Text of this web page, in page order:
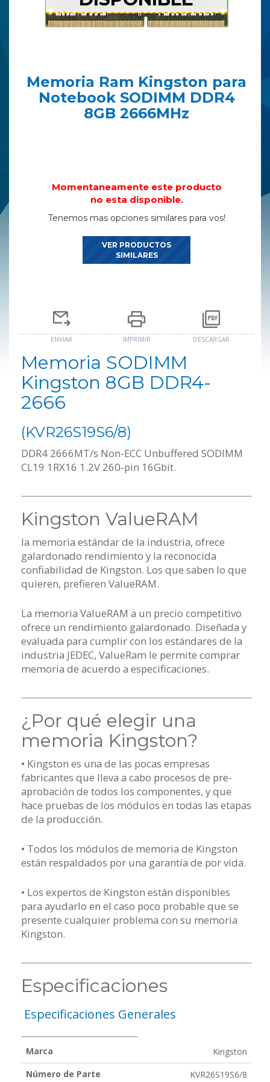
Memoria Ram Kingston para
Notebook SODIMM DDR4
8GB 2666MHz
Momentaneamente este producto
no esta disponible.
Tenemos mas opciones similares para vos!
VER PRODUCTOS
SIMILARES
ENVIAR IMPRIMIR DESCARGAR
Memoria SODIMM
Kingston 8GB DDR4-
2666
(KVR26S19S6/8)
DDR4 2666MT/s Non-ECC Unbuffered SODIMM
CL19 1RX16 1.2V 260-pin 16Gbit.
Kingston ValueRAM
la memoria estándar de la industria, ofrece
galardonado rendimiento y la reconocida
confiabilidad de Kingston. Los que saben lo que
quieren, prefieren ValueRAM.
La memoria ValueRAM a un precio competitivo
ofrece un rendimiento galardonado. Diseñada y
evaluada para cumplir con los estándares de la
industria JEDEC, ValueRam le permite comprar
memoria de acuerdo a especificaciones.
¿Por qué elegir una
memoria Kingston?
• Kingston es una de las pocas empresas
fabricantes que lleva a cabo procesos de pre-
aprobación de todos los componentes, y que
hace pruebas de los módulos en todas las etapas
de la producción.
• Todos los módulos de memoria de Kingston
están respaldados por una garantía de por vida.
• Los expertos de Kingston están disponibles
para ayudarlo en el caso poco probable que se
presente cualquier problema con su memoria
Kingston.
Especificaciones
Especificaciones Generales
Marca
Kingston
Número de Parte
KVR26S19S6/8